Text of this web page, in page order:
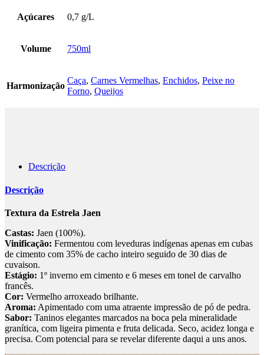
Açúcares 0,7 g/L
Volume 750ml
Harmonização
Caça, Carnes Vermelhas, Enchidos, Peixe no
Forno, Queijos
Descrição
Descrição
Textura da Estrela Jaen
Castas: Jaen (100%).
Vinificação: Fermentou com leveduras indígenas apenas em cubas
de cimento com 35% de cacho inteiro seguido de 30 dias de
cuvaison.
Estágio: 1º inverno em cimento e 6 meses em tonel de carvalho
francês.
Cor: Vermelho arroxeado brilhante.
Aroma: Apimentado com uma atraente impressão de pó de pedra.
Sabor: Taninos elegantes marcados na boca pela mineralidade
granítica, com ligeira pimenta e fruta delicada. Seco, acidez longa e
precisa. Com potencial para se revelar diferente daqui a uns anos.